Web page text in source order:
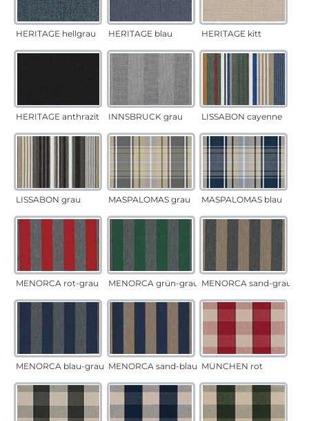
HERITAGE hellgrau HERITAGE blau HERITAGE kitt
HERITAGE anthrazit INNSBRUCK grau LISSABON cayenne
LISSABON grau MASPALOMAS grau MASPALOMAS blau
MENORCA rot-grau MENORCA grün-grau MENORCA sand-grau
MENORCA blau-grau MENORCA sand-blau MÜNCHEN rot